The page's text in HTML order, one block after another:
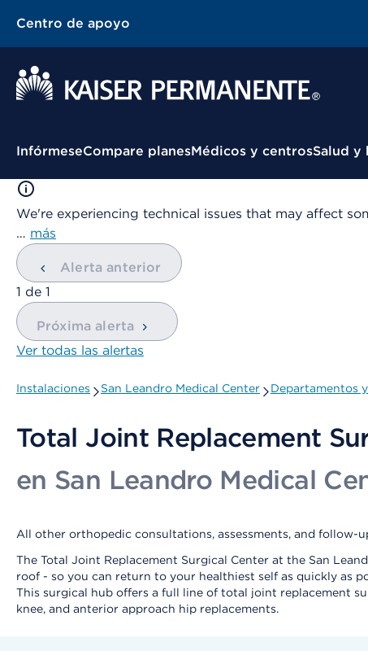
Centro de apoyo
Menú contextual
InfórmeseCompare planesMédicos y centrosSalud y
We're experiencing technical issues that may affect
… más
Alerta anterior
mostrando
1 de 1
Próxima alerta
Ver todas las alertas
Instalaciones San Leandro Medical Center Departamentos
Total Joint Replacement
en San Leandro Medical
All other orthopedic consultations, assessments, and follow-
The Total Joint Replacement Surgical Center at the San
roof - so you can return to your healthiest self as quickly as
This surgical hub offers a full line of total joint replacement
knee, and anterior approach hip replacements.